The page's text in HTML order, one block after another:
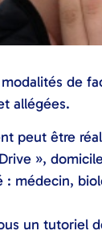
de
allégées.
peut être
»,
: médecin,
un tutoriel